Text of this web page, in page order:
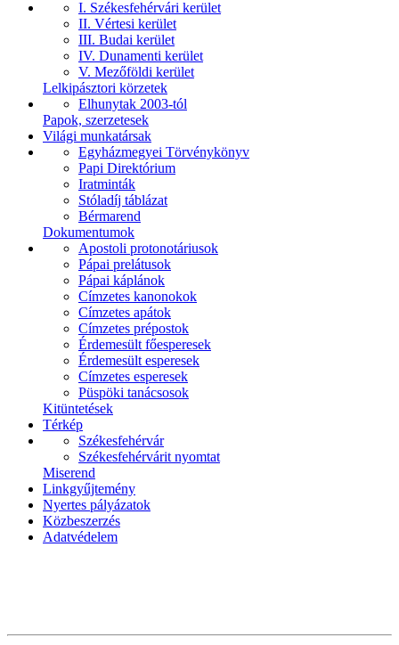
I. Székesfehérvári kerület
II. Vértesi kerület
III. Budai kerület
IV. Dunamenti kerület
V. Mezőföldi kerület
Lelkipásztori körzetek
Elhunytak 2003-tól
Papok, szerzetesek
Világi munkatársak
Egyházmegyei Törvénykönyv
Papi Direktórium
Iratminták
Stóladíj táblázat
Bérmarend
Dokumentumok
Apostoli protonotáriusok
Pápai prelátusok
Pápai káplánok
Címzetes kanonokok
Címzetes apátok
Címzetes prépostok
Érdemesült főesperesek
Érdemesült esperesek
Címzetes esperesek
Püspöki tanácsosok
Kitüntetések
Térkép
Székesfehérvár
Székesfehérvárit nyomtat
Miserend
Linkgyűjtemény
Nyertes pályázatok
Közbeszerzés
Adatvédelem